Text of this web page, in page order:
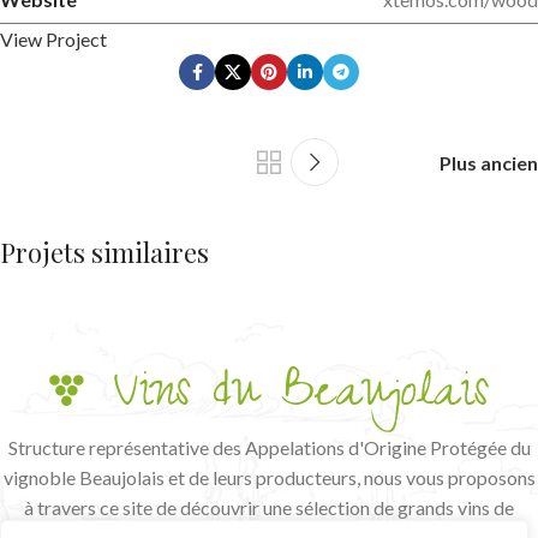
View Project
Plus ancien
Projets similaires
Structure représentative des Appelations d'Origine Protégée du
vignoble Beaujolais et de leurs producteurs, nous vous proposons
à travers ce site de découvrir une sélection de grands vins de